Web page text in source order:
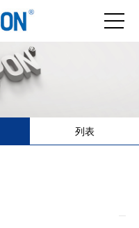
列表